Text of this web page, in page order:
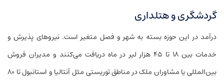
گردشگری و هتلداری
درآمد در این حوزه بسته به شهر و فصل متغیر است. نیروهای پذیرش و
خدمات بین ۱۸ تا ۴۵ هزار لیر در ماه دریافت می‌کنند و مدیران فروش
بین‌المللی یا مشاوران ملک در مناطق توریستی مثل آنتالیا و استانبول تا ۸۰